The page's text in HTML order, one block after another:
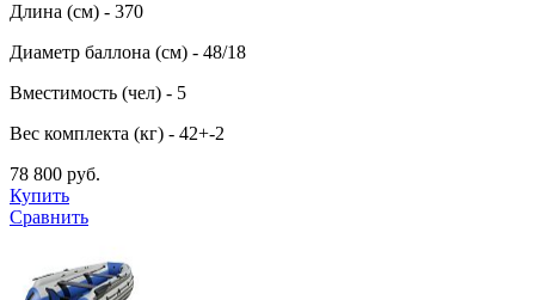
Длина (см) - 370
Диаметр баллона (см) - 48/18
Вместимость (чел) - 5
Вес комплекта (кг) - 42+-2
78 800 руб.
Купить
Сравнить